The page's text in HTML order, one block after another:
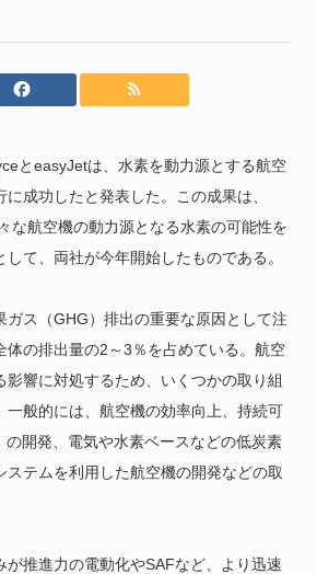
とeasyJetは、水素を動力源とする航空
成功したと発表した。この成果は、
な航空機の動力源となる水素の可能性を
て、両社が今年開始したものである。
ガス（GHG）排出の重要な原因として注
体の排出量の2～3％を占めている。航空
影響に対処するため、いくつかの取り組
一般的には、航空機の効率向上、持続可
の開発、電気や水素ベースなどの低炭素
ステムを利用した航空機の開発などの取
が推進力の電動化やSAFなど、より迅速